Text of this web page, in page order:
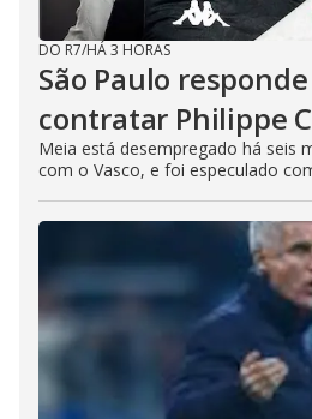
DO R7/HÁ 3 HORAS
São Paulo
contratar Philippe
Meia está desempregado há seis
com o Vasco, e foi especulado